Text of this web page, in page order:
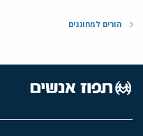
הורים למחוננים